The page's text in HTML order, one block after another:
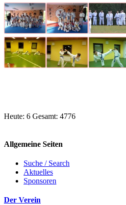
Heute: 6 Gesamt: 4776
Allgemeine Seiten
Suche / Search
Aktuelles
Sponsoren
Der Verein